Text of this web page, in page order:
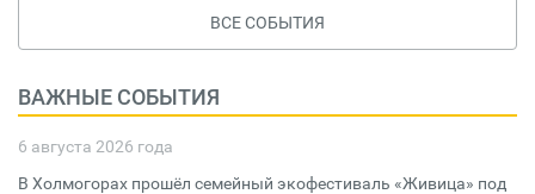
ВСЕ СОБЫТИЯ
ВАЖНЫЕ СОБЫТИЯ
6 августа 2026 года
В Холмогорах прошёл семейный экофестиваль «Живица» под